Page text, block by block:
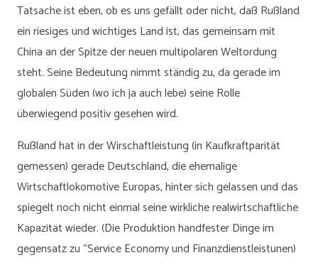
Tatsache ist eben, ob es uns gefällt oder nicht, daß Rußland
ein riesiges und wichtiges Land ist, das gemeinsam mit
China an der Spitze der neuen multipolaren Weltordung
steht. Seine Bedeutung nimmt ständig zu, da gerade im
globalen Süden (wo ich ja auch lebe) seine Rolle
überwiegend positiv gesehen wird.
Rußland hat in der Wirschaftleistung (in Kaufkraftparität
gemessen) gerade Deutschland, die ehemalige
Wirtschaftlokomotive Europas, hinter sich gelassen und das
spiegelt noch nicht einmal seine wirkliche realwirtschaftliche
Kapazität wieder. (Die Produktion handfester Dinge im
gegensatz zu “Service Economy und Finanzdienstleistunen)